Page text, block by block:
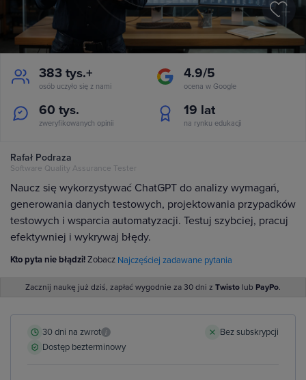
383 tys.+
osób uczyło się z nami
4.9/5
ocena w Google
60 tys.
zweryfikowanych opinii
19 lat
na rynku edukacji
Rafał Podraza
Software Quality Assurance Tester
Naucz się wykorzystywać ChatGPT do analizy wymagań,
generowania danych testowych, projektowania przypadków
testowych i wsparcia automatyzacji. Testuj szybciej, pracuj
efektywniej i wykrywaj błędy.
Kto pyta nie błądzi!Zobacz Najczęściej zadawane pytania
Zacznij naukę już dziś, zapłać wygodnie za 30 dni z Twisto lub PayPo.
30 dni na zwrot i
Bez subskrypcji
Dostęp bezterminowy